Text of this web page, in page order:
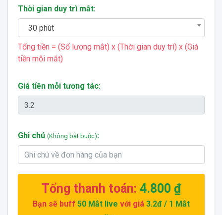
Thời gian duy trì mắt:
30 phút
Tổng tiền = (Số lượng mắt) x (Thời gian duy trì) x (Giá
tiền mỗi mắt)
Giá tiền mỗi tương tác:
Ghi chú (Không bắt buộc):
Tổng thanh toán: 4.800 ₫
Bạn sẽ buff 50Mắt live với giá 3.2đ/ 1 Mắt